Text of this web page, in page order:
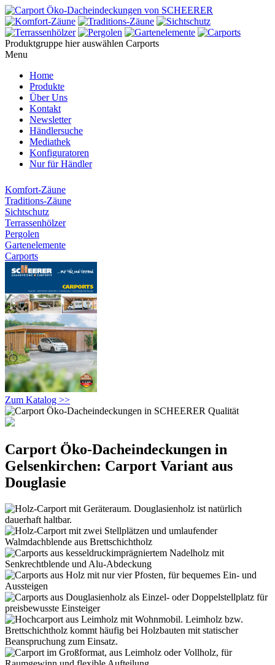
Produktgruppe hier auswählen Carports
Menu
Home
Produkte
Über Uns
Kontakt
Newsletter
Händlersuche
Mediathek
Konfiguratoren
Nur für Händler
Komfort-Zäune
Traditions-Zäune
Sichtschutz
Terrassenhölzer
Pergolen
Gartenelemente
Carports
Zum Katalog >>
Carport Öko-Dacheindeckungen in
Gelsenkirchen: Carport Variant aus
Douglasie